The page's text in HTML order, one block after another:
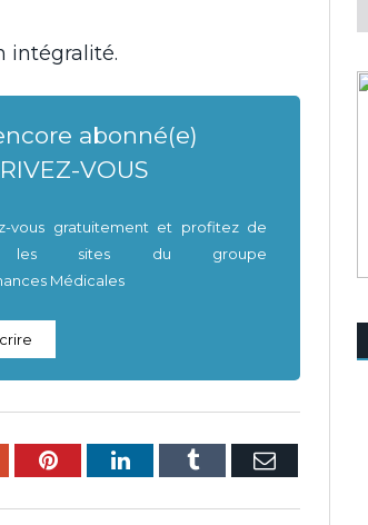
intégralité.
abonné(e)
VOUS
vous gratuitement et profitez de
les sites du groupe
Médicales
PinterestLinkedInTumblr E-